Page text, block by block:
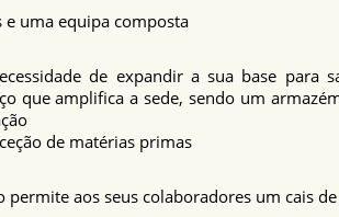
e uma equipa composta
de expandir a sua base para
que amplifica a sede, sendo um
de matérias primas
aos seus colaboradores um cais